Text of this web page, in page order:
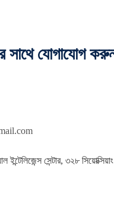
সাথে যোগাযোগ
ইন্টেলিজেন্স সেন্টার, ৩২৮